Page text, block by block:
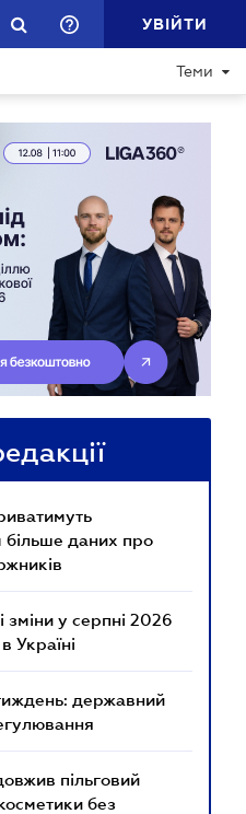
УВІЙТИ
Теми
більше даних про
зміни у серпні 2026
Україні
державний
пільговий
без